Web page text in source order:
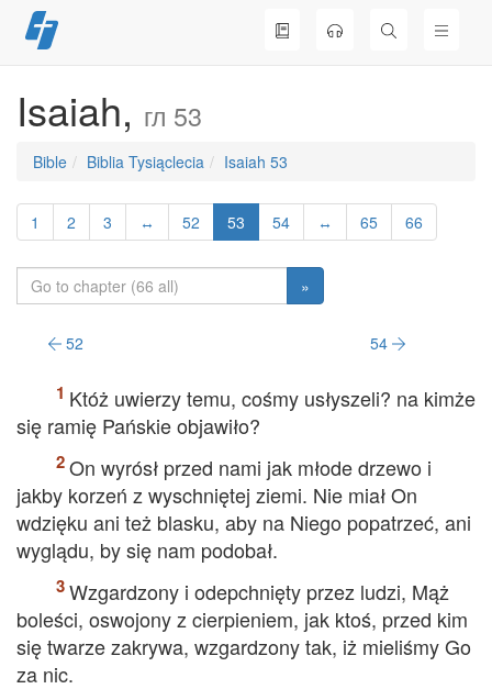
Skip
to
Isaiah, гл 53
Bible Biblia Tysiąclecia Isaiah 53
1 2 3 ↔ 52 53 54 ↔ 65 66
»
52 54
Któż uwierzy temu, cośmy usłyszeli? na kimże
się ramię Pańskie objawiło?
On wyrósł przed nami jak młode drzewo i
jakby korzeń z wyschniętej ziemi. Nie miał On
wdzięku ani też blasku, aby na Niego popatrzeć, ani
wyglądu, by się nam podobał.
Wzgardzony i odepchnięty przez ludzi, Mąż
boleści, oswojony z cierpieniem, jak ktoś, przed kim
się twarze zakrywa, wzgardzony tak, iż mieliśmy Go
za nic.